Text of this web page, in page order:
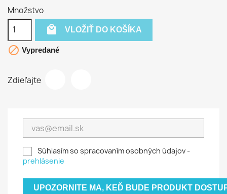
Množstvo
 VLOŽIŤ DO KOŠÍKA
 Vypredané
Zdieľajte
Súhlasím so spracovaním osobných údajov -
prehlásenie
UPOZORNITE MA, KEĎ BUDE PRODUKT